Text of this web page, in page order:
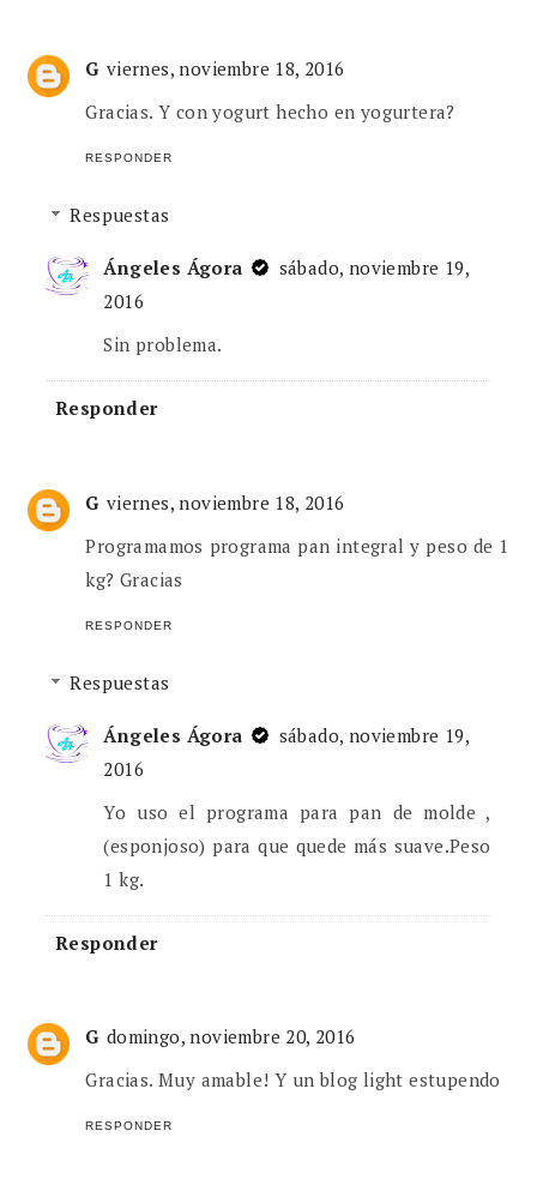
G viernes, noviembre 18, 2016
Gracias. Y con yogurt hecho en yogurtera?
RESPONDER
Respuestas
Ángeles Ágora
sábado, noviembre 19,
2016
Sin problema.
Responder
G viernes, noviembre 18, 2016
Programamos programa pan integral y peso de 1
kg? Gracias
RESPONDER
Respuestas
Ángeles Ágora
sábado, noviembre 19,
2016
Yo uso el programa para pan de molde ,
(esponjoso) para que quede más suave.Peso
1 kg.
Responder
G domingo, noviembre 20, 2016
Gracias. Muy amable! Y un blog light estupendo
RESPONDER